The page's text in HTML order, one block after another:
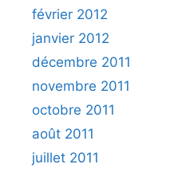
février 2012
janvier 2012
décembre 2011
novembre 2011
octobre 2011
août 2011
juillet 2011